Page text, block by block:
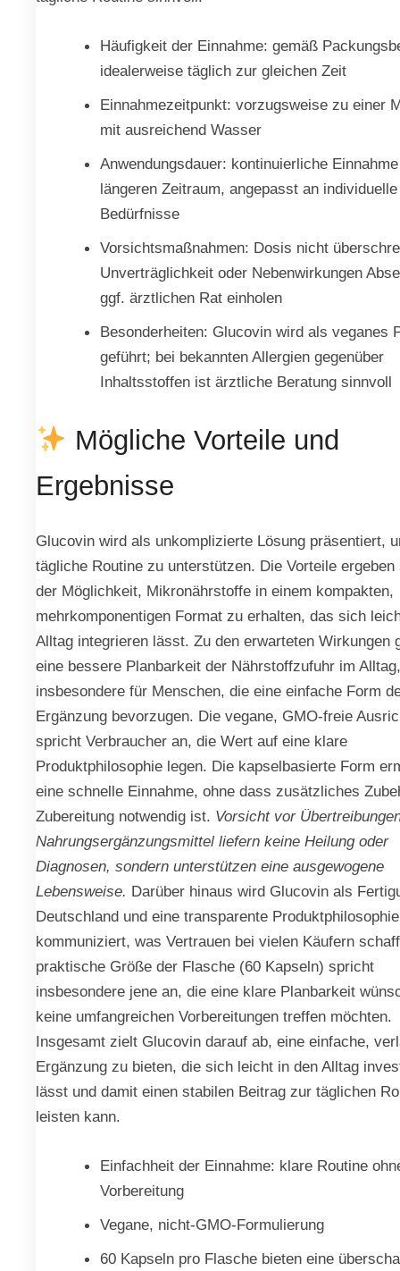
Häufigkeit der Einnahme: gemäß
idealerweise täglich zur gleichen Zeit
Einnahmezeitpunkt: vorzugsweise zu einer
mit ausreichend Wasser
Anwendungsdauer: kontinuierliche
längeren Zeitraum, angepasst an individuelle
Bedürfnisse
Vorsichtsmaßnahmen: Dosis nicht
Unverträglichkeit oder Nebenwirkungen
ggf. ärztlichen Rat einholen
Besonderheiten: Glucovin wird als veganes
geführt; bei bekannten Allergien gegenüber
Inhaltsstoffen ist ärztliche Beratung sinnvoll
Mögliche Vorteile und
Ergebnisse
Glucovin wird als unkomplizierte Lösung präsentiert,
tägliche Routine zu unterstützen. Die Vorteile
der Möglichkeit, Mikronährstoffe in einem kompakten,
mehrkomponentigen Format zu erhalten, das sich
Alltag integrieren lässt. Zu den erwarteten Wirkungen
eine bessere Planbarkeit der Nährstoffzufuhr im Alltag,
insbesondere für Menschen, die eine einfache Form
Ergänzung bevorzugen. Die vegane, GMO-freie
spricht Verbraucher an, die Wert auf eine klare
Produktphilosophie legen. Die kapselbasierte Form
eine schnelle Einnahme, ohne dass zusätzliches
Zubereitung notwendig ist. Vorsicht vor
Nahrungsergänzungsmittel liefern keine Heilung oder
Diagnosen, sondern unterstützen eine ausgewogene
Lebensweise. Darüber hinaus wird Glucovin als
Deutschland und eine transparente Produktphilosophie
kommuniziert, was Vertrauen bei vielen Käufern
praktische Größe der Flasche (60 Kapseln) spricht
insbesondere jene an, die eine klare Planbarkeit
keine umfangreichen Vorbereitungen treffen möchten.
Insgesamt zielt Glucovin darauf ab, eine einfache,
Ergänzung zu bieten, die sich leicht in den Alltag
lässt und damit einen stabilen Beitrag zur täglichen
leisten kann.
Einfachheit der Einnahme: klare Routine
Vorbereitung
Vegane, nicht-GMO-Formulierung
60 Kapseln pro Flasche bieten eine